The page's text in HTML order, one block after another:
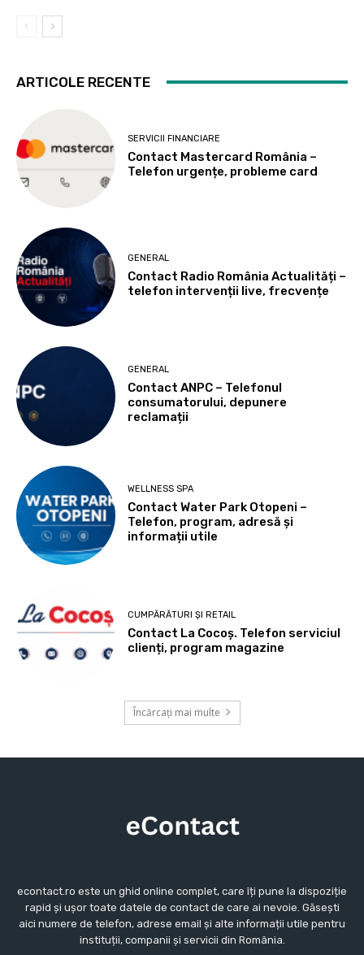
ARTICOLE RECENTE
SERVICII FINANCIARE
Contact Mastercard România –
Telefon urgențe, probleme card
GENERAL
Contact Radio România Actualități –
telefon intervenții live, frecvențe
GENERAL
Contact ANPC – Telefonul
consumatorului, depunere
reclamații
WELLNESS SPA
Contact Water Park Otopeni –
Telefon, program, adresă și
informații utile
CUMPĂRĂTURI ȘI RETAIL
Contact La Cocoș. Telefon serviciul
clienți, program magazine
Încărcați mai multe
econtact.ro este un ghid online complet, care îți pune la dispoziție
rapid și ușor toate datele de contact de care ai nevoie. Găsești
aici numere de telefon, adrese email și alte informații utile pentru
instituții, companii și servicii din România.